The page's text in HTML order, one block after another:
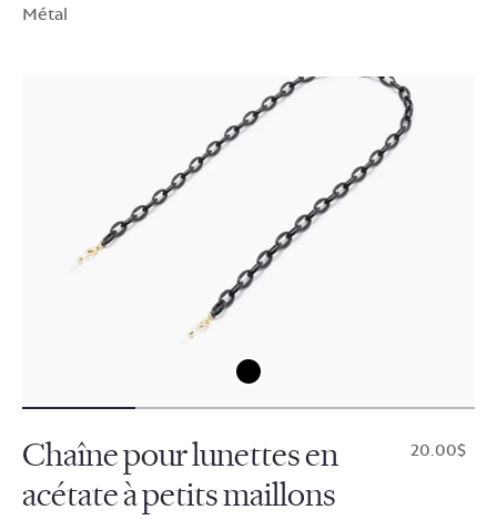
Métal
Chaîne pour lunettes en
acétate à petits maillons
$20.00